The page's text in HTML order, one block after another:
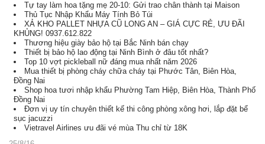
Tự tay làm hoa tặng mẹ 20-10: Gửi trao chân thành tại Maison
Thủ Tục Nhập Khẩu Máy Tính Bỏ Túi
XẢ KHO PALLET NHỰA CŨ LONG AN – GIÁ CỰC RẺ, ƯU ĐÃI
KHỦNG! 0937.612.822
Thương hiệu giày bảo hộ tại Bắc Ninh bán chạy
Thiết bị bảo hộ lao động tại Ninh Bình ở đâu tốt nhất?
Top 10 vợt pickleball nữ đáng mua nhất năm 2026
Mua thiết bị phòng cháy chữa cháy tại Phước Tân, Biên Hòa,
Đồng Nai
Shop hoa tươi nhập khẩu Phường Tam Hiệp, Biên Hòa, Thành Phố
Đồng Nai
Đơn vị uy tín chuyên thiết kế thi công phòng xông hơi, lắp đặt bể
sục jacuzzi
Vietravel Airlines ưu đãi vé mùa Thu chỉ từ 18K